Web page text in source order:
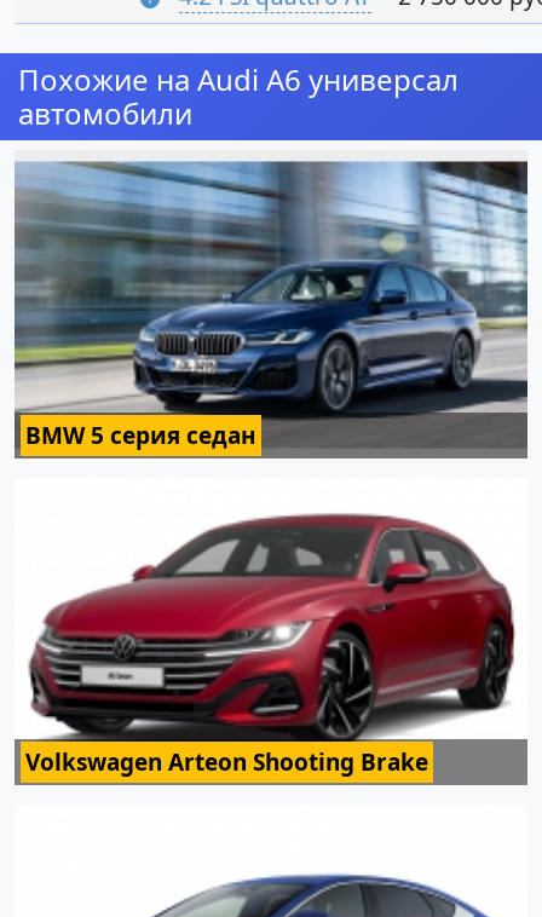
Похожие на Audi A6 универсал
автомобили
BMW 5 серия седан
Volkswagen Arteon Shooting Brake